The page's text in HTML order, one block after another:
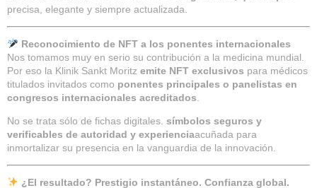
precisa, elegante y siempre actualizada.
Reconocimiento de NFT a los ponentes internacionales
Nos tomamos muy en serio su contribución a la medicina mundial.
Por eso la Klinik Sankt Moritz emite NFT exclusivos para médicos
titulados invitados como ponentes principales o panelistas en
congresos internacionales acreditados
No se trata sólo de fichas digitales. símbolos seguros y
verificables de autoridad y experienciaacuñada para
inmortalizar su presencia en la vanguardia de la innovación.
¿El resultado? Prestigio instantáneo. Confianza global.